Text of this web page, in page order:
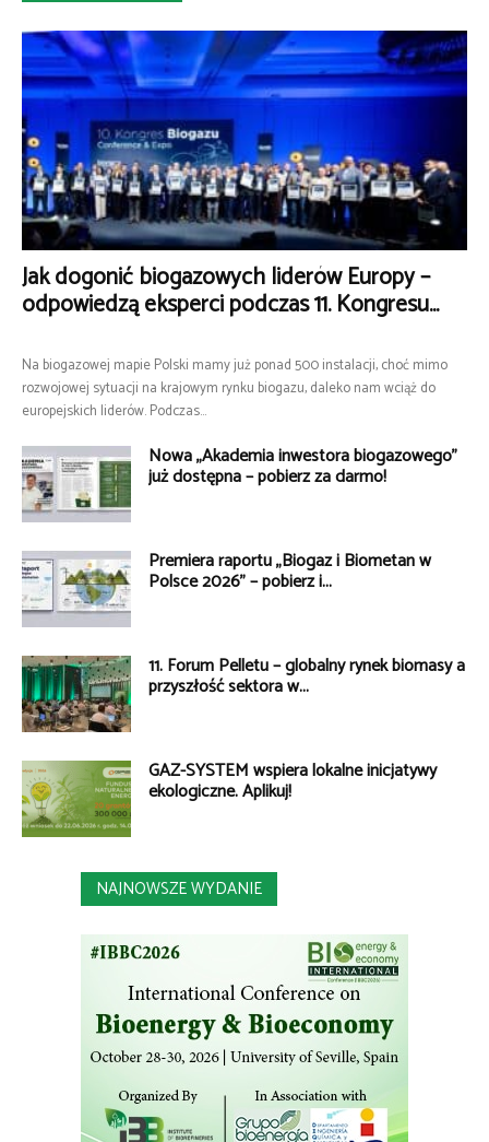
Jak dogonić biogazowych liderów Europy –
odpowiedzą eksperci podczas 11. Kongresu...
Na biogazowej mapie Polski mamy już ponad 500 instalacji, choć mimo
rozwojowej sytuacji na krajowym rynku biogazu, daleko nam wciąż do
europejskich liderów. Podczas...
Nowa „Akademia inwestora biogazowego”
już dostępna – pobierz za darmo!
Premiera raportu „Biogaz i Biometan w
Polsce 2026” – pobierz i...
11. Forum Pelletu – globalny rynek biomasy a
przyszłość sektora w...
GAZ-SYSTEM wspiera lokalne inicjatywy
ekologiczne. Aplikuj!
NAJNOWSZE WYDANIE